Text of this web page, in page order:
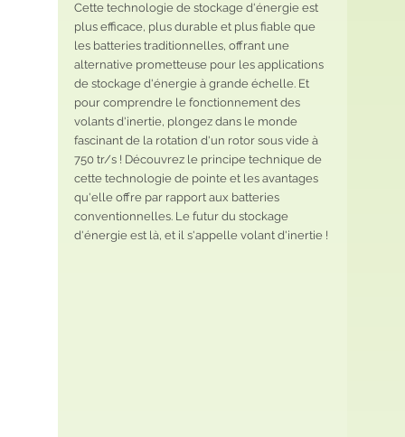
Cette technologie de stockage d'énergie est
plus efficace, plus durable et plus fiable que
les batteries traditionnelles, offrant une
alternative prometteuse pour les applications
de stockage d'énergie à grande échelle. Et
pour comprendre le fonctionnement des
volants d'inertie, plongez dans le monde
fascinant de la rotation d'un rotor sous vide à
750 tr/s ! Découvrez le principe technique de
cette technologie de pointe et les avantages
qu'elle offre par rapport aux batteries
conventionnelles. Le futur du stockage
d'énergie est là, et il s'appelle volant d'inertie !